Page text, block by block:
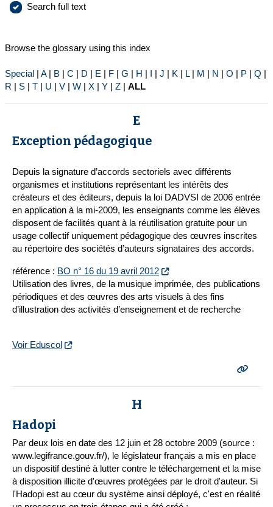
Search full text
Browse the glossary using this index
Special A| B C D E F G H J K L| M N O P Q
R
S T U V W X Y Z ALL
E
Exception pédagogique
Depuis la signature d’accords sectoriels avec différents
organismes et institutions représentant les intérêts des
créateurs et des éditeurs, depuis la loi DADVSI de 2006 entrée
en application à la mi-2009, les enseignants comme les élèves
disposent de facilités quant à la réutilisation gratuite pour un
usage collectif uniquement pédagogique des œuvres inscrites
au répertoire des sociétés d’auteurs signataires des accords.
référence : BO n° 16 du 19 avril 2012
Utilisation des livres, de la musique imprimée, des publications
périodiques et des œuvres des arts visuels à des fins
d’illustration des activités d’enseignement et de recherche
Voir Eduscol
H
Hadopi
Par deux lois en date des 12 juin et 28 octobre 2009 (source :
www.legifrance.gouv.fr/), le législateur français a mis en place
un dispositif destiné à lutter contre le téléchargement et la mise
à disposition illicite d'œuvres protégées par le droit d'auteur. Si
l'Hadopi est au cœur du système ainsi déployé, c'est en réalité